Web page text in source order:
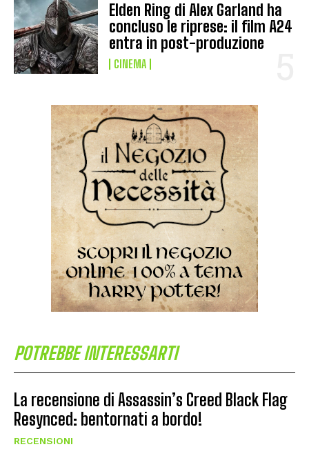
Elden Ring di Alex Garland ha
concluso le riprese: il film A24
entra in post-produzione
CINEMA
POTREBBE INTERESSARTI
La recensione di Assassin’s Creed Black Flag
Resynced: bentornati a bordo!
RECENSIONI